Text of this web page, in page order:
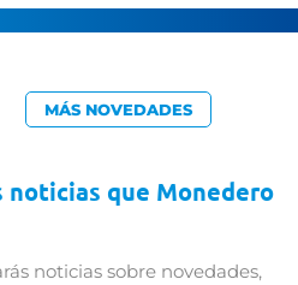
MÁS NOVEDADES
noticias que Monedero
noticias sobre novedades,